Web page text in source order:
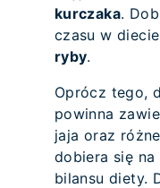
kurczaka.
czasu w
ryby.
Oprócz tego,
powinna
jaja oraz
dobiera się
bilansu diety.